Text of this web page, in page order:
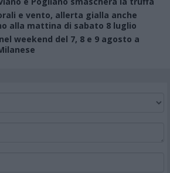
e vento, allerta gialla anche
alla mattina di sabato 8 luglio
weekend del 7, 8 e 9 agosto a